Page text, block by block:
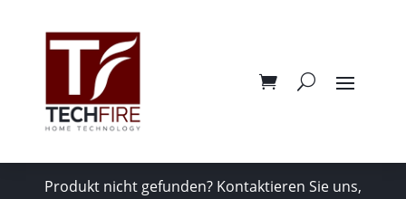
Produkt nicht gefunden? Kontaktieren Sie uns,